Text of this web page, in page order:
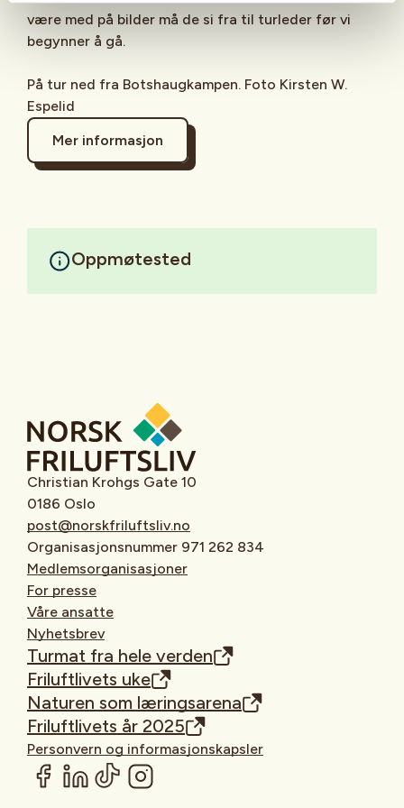
være med på bilder må de si fra til turleder før vi
begynner å gå.
På tur ned fra Botshaugkampen. Foto Kirsten W.
Espelid
Mer informasjon
Oppmøtested
Christian Krohgs Gate 10
0186 Oslo
post@norskfriluftsliv.no
Organisasjonsnummer 971 262 834
Medlemsorganisasjoner
For presse
Våre ansatte
Nyhetsbrev
Turmat fra hele verden
Friluftlivets uke
Naturen som læringsarena
Friluftlivets år 2025
Personvern og informasjonskapsler